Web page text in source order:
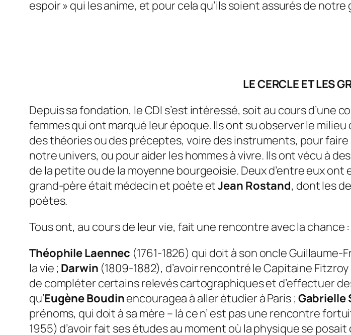
espoir » qui les anime, et pour cela qu’ils soient assurés de
LE CERCLE ET LES
Depuis sa fondation, le CDI s’est intéressé, soit au cours d’une
femmes qui ont marqué leur époque. Ils ont su observer le
des théories ou des préceptes, voire des instruments, pour
notre univers, ou pour aider les hommes à vivre. Ils ont vécu à
de la petite ou de la moyenne bourgeoisie. Deux d’entre eux ont
grand-père était médecin et poète etJean Rostand, dont les
poètes.
Tous ont, au cours de leur vie, fait une rencontre avec la chance :
Théophile Laennec (1761-1826) qui doit à son oncle
la vie ; Darwin (1809-1882), d’avoir rencontré le Capitaine
de compléter certains relevés cartographiques et d’effectuer
qu’Eugène Boudinencouragea à aller étudier à Paris ; Gabrielle
prénoms, qui doit à sa mère – là ce n’ est pas une rencontre
1955) d’avoir fait ses études au moment où la physique se